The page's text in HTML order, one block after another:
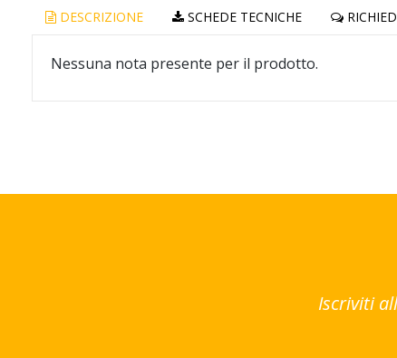
DESCRIZIONE SCHEDE TECNICHE
Nessuna nota presente per il prodotto.
Iscriviti